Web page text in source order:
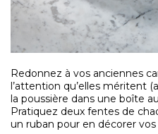
Redonnez à vos anciennes
l’attention qu’elles méritent
la poussière dans une boîte
Pratiquez deux fentes de
un ruban pour en décorer vos